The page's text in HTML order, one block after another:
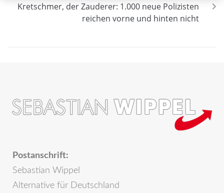
Kretschmer, der Zauderer: 1.000 neue Polizisten
reichen vorne und hinten nicht
Postanschrift:
Sebastian Wippel
Alternative für Deutschland